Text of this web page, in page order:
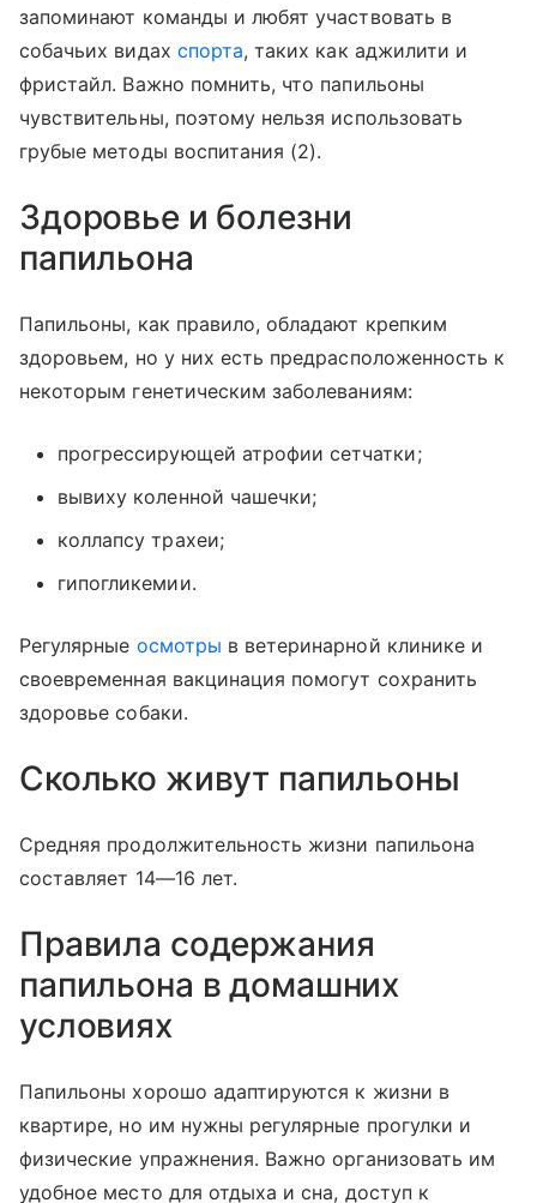
запоминают команды и любят участвовать в
собачьих видах спорта, таких как аджилити и
фристайл. Важно помнить, что папильоны
чувствительны, поэтому нельзя использовать
грубые методы воспитания (2).
Здоровье и болезни
папильона
Папильоны, как правило, обладают крепким
здоровьем, но у них есть предрасположенность к
некоторым генетическим заболеваниям:
прогрессирующей атрофии сетчатки;
вывиху коленной чашечки;
коллапсу трахеи;
гипогликемии.
Регулярные осмотры в ветеринарной клинике и
своевременная вакцинация помогут сохранить
здоровье собаки.
Сколько живут папильоны
Средняя продолжительность жизни папильона
составляет 14—16 лет.
Правила содержания
папильона в домашних
условиях
Папильоны хорошо адаптируются к жизни в
квартире, но им нужны регулярные прогулки и
физические упражнения. Важно организовать им
удобное место для отдыха и сна, доступ к